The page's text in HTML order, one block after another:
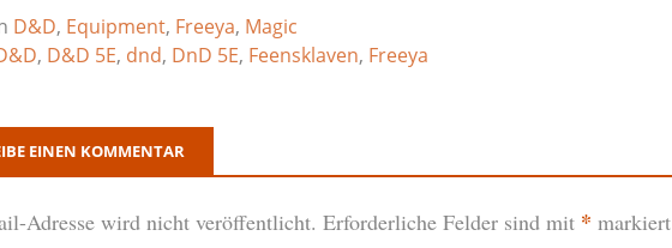
D&D, Equipment, Freeya, Magic
, D&D 5E, dnd, DnD 5E, Feensklaven, Freeya
EINEN KOMMENTAR
Adresse wird nicht veröffentlicht. Erforderliche Felder sind mit * markiert